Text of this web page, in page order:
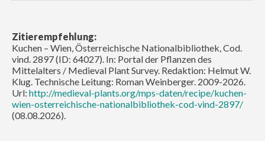
Zitierempfehlung:
Kuchen – Wien, Österreichische Nationalbibliothek, Cod.
vind. 2897 (ID: 64027). In: Portal der Pflanzen des
Mittelalters / Medieval Plant Survey. Redaktion: Helmut W.
Klug. Technische Leitung: Roman Weinberger. 2009-2026.
Url: http://medieval-plants.org/mps-daten/recipe/kuchen-
wien-osterreichische-nationalbibliothek-cod-vind-2897/
(08.08.2026).